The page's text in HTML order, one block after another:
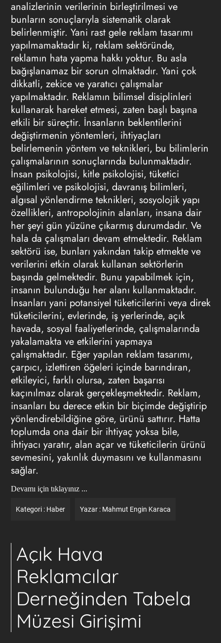
analizlerinin verilerinin birleştirilmesi ve
bunların sonuçlarıyla sistematik olarak
belirlenmiştir. Yani rast gele reklam tasarımı
yapılmamaktadır ki, reklam sektöründe,
reklamın hata yapma hakkı yoktur. Bu asla
bağışlanamaz bir sorun olmaktadır. Yani çok
dikkatli, zekice ve yaratıcı çalışmalar
yapılmaktadır. Reklamın bilimsel disiplinleri
kullanarak hareket etmesi, zaten başlı başına
etkili bir süreçtir. İnsanların beklentilerini
değiştirmenin yöntemleri, ihtiyaçları
belirlemenin yöntem ve teknikleri, bu bilimlerin
çalışmalarının sonuçlarında bulunmaktadır.
İnsan psikolojisi, kitle psikolojisi, tüketici
eğilimleri ve psikolojisi, davranış bilimleri,
algısal yönlendirme teknikleri, sosyolojik yapı
özellikleri, antropolojinin alanları, insana dair
her şeyi gün yüzüne çıkarmış durumdadır. Ve
hala da çalışmaları devam etmektedir. Reklam
sektörü ise, bunları yakından takip etmekte ve
verilerini etkin olarak kullanan sektörlerin
başında gelmektedir. Bunu yapabilmek için,
insanın bulunduğu her alanı kullanmaktadır.
İnsanları yani potansiyel tüketicilerini veya direk
tüketicilerini, evlerinde, iş yerlerinde, açık
havada, sosyal faaliyetlerinde, çalışmalarında
yakalamakta ve etkilerini yapmaya
çalışmaktadır. Eğer yapılan reklam tasarımı,
çarpıcı, izlettiren öğeleri içinde barındıran,
etkileyici, farklı olursa, zaten başarısı
kaçınılmaz olarak gerçekleşmektedir. Reklam,
insanları bu derece etkin bir biçimde değiştirip
yönlendirebildiğine göre, ürünü sattırır. Hatta
toplumda ona dair bir ihtiyaç yoksa bile,
ihtiyacı yaratır, alan açar ve tüketicilerin ürünü
sevmesini, yakınlık duymasını ve kullanmasını
sağlar.
Devamı için tıklayınız ...
Kategori : Haber Yazar : Mahmut Engin Karaca
Açık Hava
Reklamcılar
Derneğinden Tabela
Müzesi Girişimi